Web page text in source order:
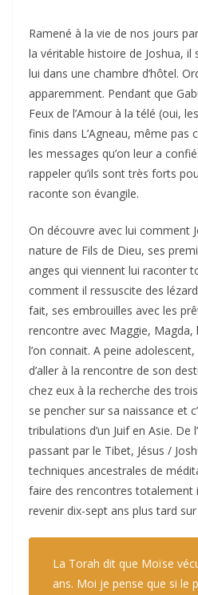
Ramené à la vie de nos jours
la véritable histoire de Joshua,
lui dans une chambre d’hôtel.
apparemment. Pendant que
Feux de l’Amour à la télé (oui,
finis dans L’Agneau, même pas
les messages qu’on leur a
rappeler qu’ils sont très forts
raconte son évangile.
On découvre avec lui comment
nature de Fils de Dieu, ses
anges qui viennent lui raconter
comment il ressuscite des
fait, ses embrouilles avec les
rencontre avec Maggie, Magda,
l’on connait. A peine
d’aller à la rencontre de son
chez eux à la recherche des
se pencher sur sa naissance et
tribulations d’un Juif en Asie. De
passant par le Tibet, Jésus /
techniques ancestrales de
faire des rencontres totalement
revenir dix-sept ans plus tard
La Torah dit que Moïse
ans. Moi je pense que si le